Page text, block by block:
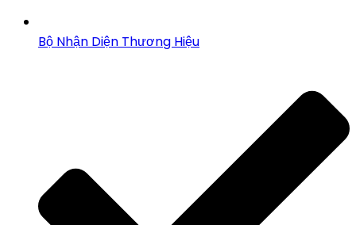
Bộ Nhận Diện Thương Hiệu